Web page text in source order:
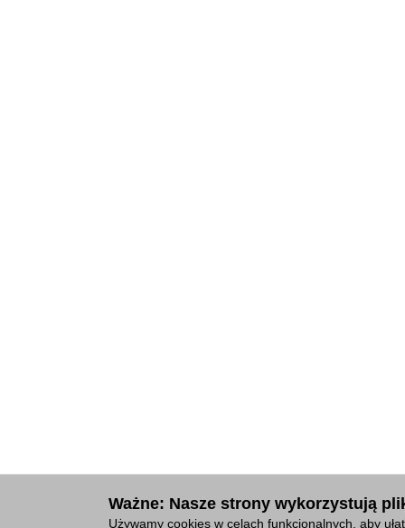
Ważne: Nasze strony wykorzystują
Używamy cookies w celach funkcjonalnych, aby